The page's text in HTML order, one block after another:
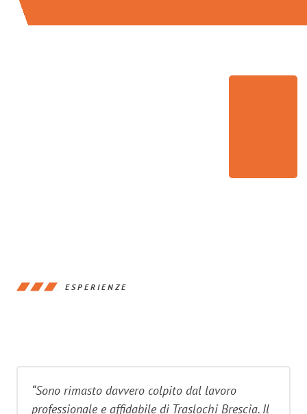
ESPERIENZE
“Sono rimasto davvero colpito dal lavoro
professionale e affidabile di Traslochi Brescia. Il